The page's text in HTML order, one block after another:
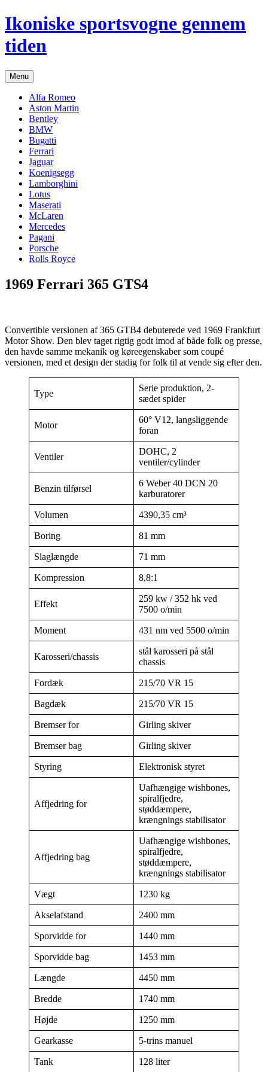
Hop
til
indhold
Ikoniske sportsvogne gennem
tiden
Menu
Alfa Romeo
Aston Martin
Bentley
BMW
Bugatti
Ferrari
Jaguar
Koenigsegg
Lamborghini
Lotus
Maserati
McLaren
Mercedes
Pagani
Porsche
Rolls Royce
1969 Ferrari 365 GTS4
Convertible versionen af 365 GTB4 debuterede ved 1969 Frankfurt
Motor Show. Den blev taget rigtig godt imod af både folk og presse,
den havde samme mekanik og køreegenskaber som coupé
versionen, med et design der stadig for folk til at vende sig efter den.
Type
Serie produktion, 2-
sædet spider
Motor
60° V12, langsliggende
foran
Ventiler
DOHC, 2
ventiler/cylinder
Benzin tilførsel
6 Weber 40 DCN 20
karburatorer
Volumen 4390,35 cm³
Boring 81 mm
Slaglængde 71 mm
Kompression 8,8:1
Effekt
259 kw / 352 hk ved
7500 o/min
Moment 431 nm ved 5500 o/min
Karosseri/chassis
stål karosseri på stål
chassis
Fordæk 215/70 VR 15
Bagdæk 215/70 VR 15
Bremser for Girling skiver
Bremser bag Girling skiver
Styring Elektronisk styret
Affjedring for
Uafhængige wishbones,
spiralfjedre,
støddæmpere,
krængnings stabilisator
Affjedring bag
Uafhængige wishbones,
spiralfjedre,
støddæmpere,
krængnings stabilisator
Vægt 1230 kg
Akselafstand 2400 mm
Sporvidde for 1440 mm
Sporvidde bag 1453 mm
Længde 4450 mm
Bredde 1740 mm
Højde 1250 mm
Gearkasse 5-trins manuel
Tank 128 liter